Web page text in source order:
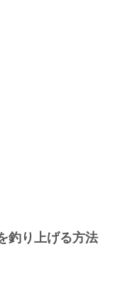
釣り上げる方法